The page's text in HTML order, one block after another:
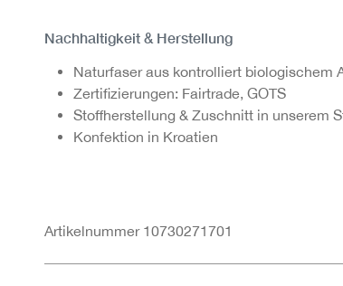
Nachhaltigkeit & Herstellung
Naturfaser aus kontrolliert biologischem
Zertifizierungen: Fairtrade, GOTS
Stoffherstellung & Zuschnitt in unserem
Konfektion in Kroatien
Artikelnummer 10730271701